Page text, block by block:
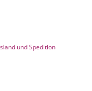
und Spedition